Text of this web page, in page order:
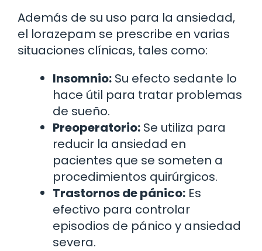
Además de su uso para la ansiedad,
el lorazepam se prescribe en varias
situaciones clínicas, tales como:
Insomnio: Su efecto sedante lo
hace útil para tratar problemas
de sueño.
Preoperatorio: Se utiliza para
reducir la ansiedad en
pacientes que se someten a
procedimientos quirúrgicos.
Trastornos de pánico: Es
efectivo para controlar
episodios de pánico y ansiedad
severa.